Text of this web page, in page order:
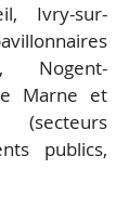
Ivry-sur-
Nogent-
Marne et
(secteurs
publics,